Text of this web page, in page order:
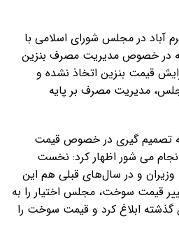
آباد در مجلس شورای اسلامی با
در خصوص مدیریت مصرف بنزین
قیمت بنزین اتخاذ نشده و
مدیریت مصرف بر پایه
تصمیم گیری در خصوص قیمت
می شور اظهار کرد: نخست
و در سال‌های قبلی هم این
قیمت سوخت، مجلس اختیار را به
ابلاغ کرد و قیمت سوخت را